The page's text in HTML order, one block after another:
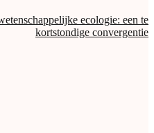
ecologie: een te
kortstondige convergentie